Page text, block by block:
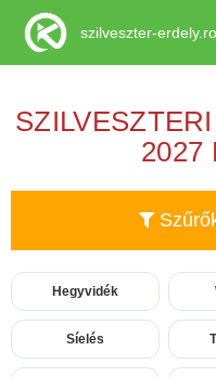
2027
Hegyvidék
Síelés
szilveszter-erdely.ro